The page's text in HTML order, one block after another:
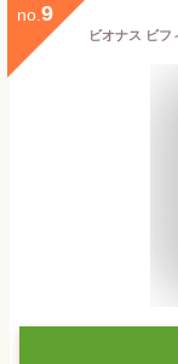
no. 9